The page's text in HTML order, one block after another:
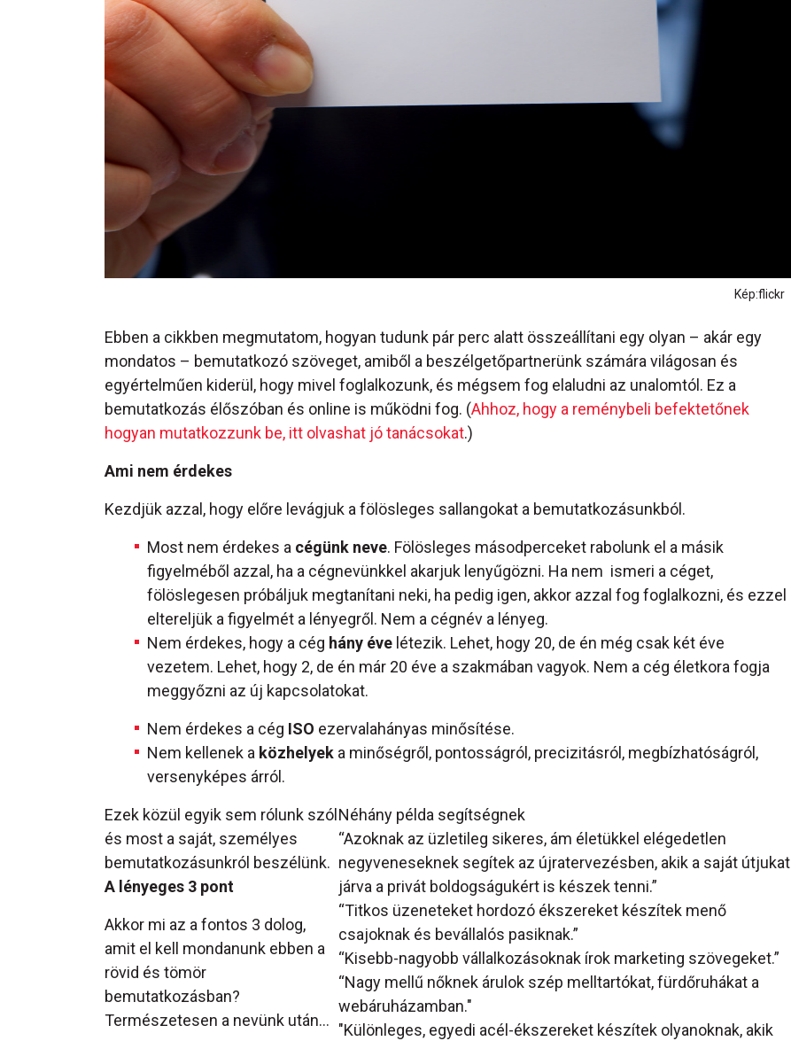
Kép:flickr
Ebben a cikkben megmutatom, hogyan tudunk pár perc alatt összeállítani egy olyan – akár egy
mondatos – bemutatkozó szöveget, amiből a beszélgetőpartnerünk számára világosan és
egyértelműen kiderül, hogy mivel foglalkozunk, és mégsem fog elaludni az unalomtól. Ez a
bemutatkozás élőszóban és online is működni fog. (Ahhoz, hogy a reménybeli befektetőnek
hogyan mutatkozzunk be, itt olvashat jó tanácsokat.)
Ami nem érdekes
Kezdjük azzal, hogy előre levágjuk a fölösleges sallangokat a bemutatkozásunkból.
Most nem érdekes a cégünk neve. Fölösleges másodperceket rabolunk el a másik
figyelméből azzal, ha a cégnevünkkel akarjuk lenyűgözni. Ha nem ismeri a céget,
fölöslegesen próbáljuk megtanítani neki, ha pedig igen, akkor azzal fog foglalkozni, és ezzel
eltereljük a figyelmét a lényegről. Nem a cégnév a lényeg.
Nem érdekes, hogy a cég hány éve létezik. Lehet, hogy 20, de én még csak két éve
vezetem. Lehet, hogy 2, de én már 20 éve a szakmában vagyok. Nem a cég életkora fogja
meggyőzni az új kapcsolatokat.
Nem érdekes a cég ISO ezervalahányas minősítése.
Nem kellenek a közhelyek a minőségről, pontosságról, precizitásról, megbízhatóságról,
versenyképes árról.
Néhány példa segítségnek
“Azoknak az üzletileg sikeres, ám életükkel elégedetlen
negyveneseknek segítek az újratervezésben, akik a saját útjukat
járva a privát boldogságukért is készek tenni.”
“Titkos üzeneteket hordozó ékszereket készítek menő
csajoknak és bevállalós pasiknak.”
“Kisebb-nagyobb vállalkozásoknak írok marketing szövegeket.”
“Nagy mellű nőknek árulok szép melltartókat, fürdőruhákat a
webáruházamban."
"Különleges, egyedi acél-ékszereket készítek olyanoknak, akik
Ezek közül egyik sem rólunk szól
és most a saját, személyes
bemutatkozásunkról beszélünk.
A lényeges 3 pont
Akkor mi az a fontos 3 dolog,
amit el kell mondanunk ebben a
rövid és tömör
bemutatkozásban?
Természetesen a nevünk után…